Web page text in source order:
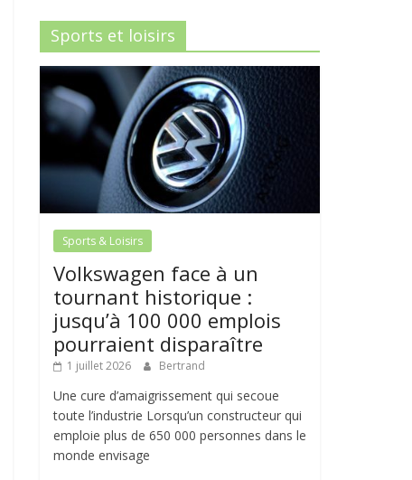
Sports et loisirs
Sports & Loisirs
Volkswagen face à un
tournant historique :
jusqu’à 100 000 emplois
pourraient disparaître
1 juillet 2026 Bertrand
Une cure d’amaigrissement qui secoue
toute l’industrie Lorsqu’un constructeur qui
emploie plus de 650 000 personnes dans le
monde envisage